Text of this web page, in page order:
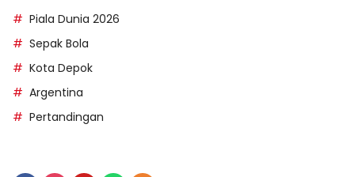
Piala Dunia 2026
Sepak Bola
Kota Depok
Argentina
Pertandingan